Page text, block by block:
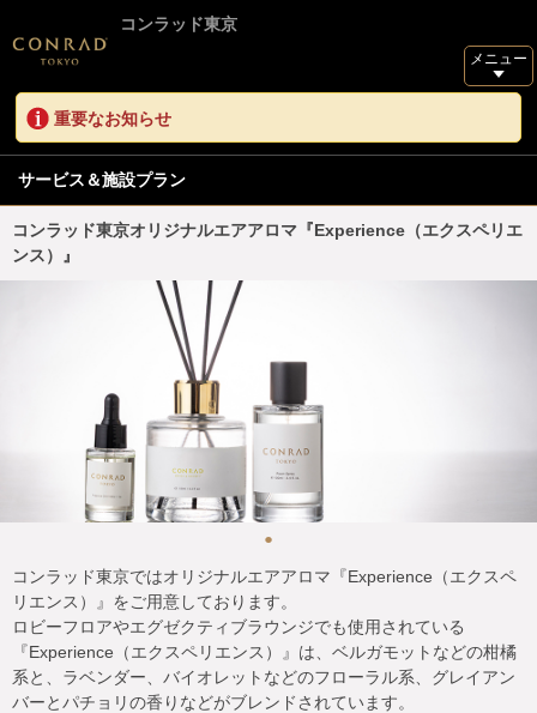
コンラッド東京
メニュー
重要なお知らせ
サービス＆施設プラン
コンラッド東京オリジナルエアアロマ『Experience（エクスペリエ
ンス）』
コンラッド東京ではオリジナルエアアロマ『Experience（エクスペ
リエンス）』をご用意しております。
ロビーフロアやエグゼクティブラウンジでも使用されている
『Experience（エクスペリエンス）』は、ベルガモットなどの柑橘
系と、ラベンダー、バイオレットなどのフローラル系、グレイアン
バーとパチョリの香りなどがブレンドされています。